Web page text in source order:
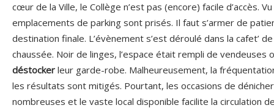
cœur de la Ville, le Collège n’est pas (encore) facile d’accès.
emplacements de parking sont prisés. Il faut s’armer de
destination finale. L’évènement s’est déroulé dans la cafet’
chaussée. Noir de linges, l’espace était rempli de vendeuses
déstocker leur garde-robe. Malheureusement, la
les résultats sont mitigés. Pourtant, les occasions de
nombreuses et le vaste local disponible facilite la circulation